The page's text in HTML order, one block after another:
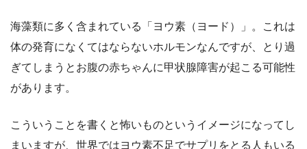
海藻類に多く含まれている「ヨウ素（ヨード）」。これは
体の発育になくてはならないホルモンなんですが、とり過
ぎてしまうとお腹の赤ちゃんに甲状腺障害が起こる可能性
があります。
こういうことを書くと怖いものというイメージになってし
まいますが、世界ではヨウ素不足でサプリをとる人もいる